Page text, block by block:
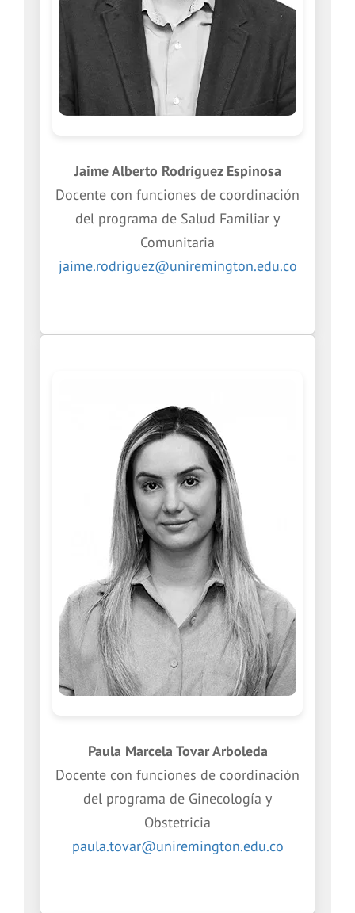
Jaime Alberto Rodríguez Espinosa
Docente con funciones de coordinación
del programa de Salud Familiar y
Comunitaria
jaime.rodriguez@uniremington.edu.co
Paula Marcela Tovar Arboleda
Docente con funciones de coordinación
del programa de Ginecología y
Obstetricia
paula.tovar@uniremington.edu.co